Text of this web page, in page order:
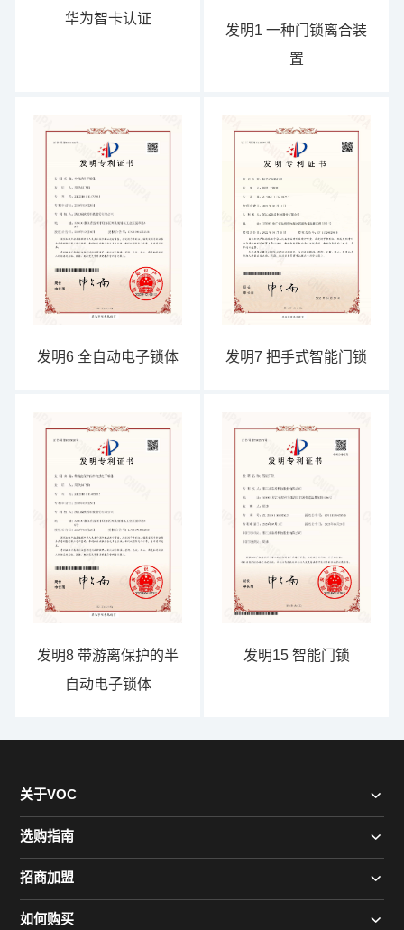
华为智卡认证
发明1 一种门锁离合装
置
发明6 全自动电子锁体 发明7 把手式智能门锁
发明8 带游离保护的半
自动电子锁体
发明15 智能门锁
关于VOC
选购指南
招商加盟
如何购买